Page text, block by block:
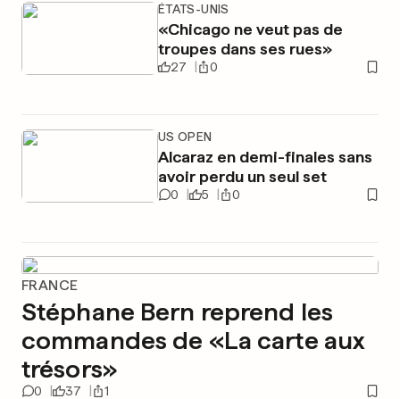
ÉTATS-UNIS
«Chicago ne veut pas de
troupes dans ses rues»
27 0
US OPEN
Alcaraz en demi-finales sans
avoir perdu un seul set
0 5 0
FRANCE
Stéphane Bern reprend les
commandes de «La carte aux
trésors»
0 37 1